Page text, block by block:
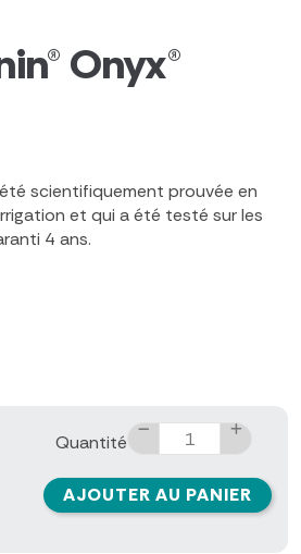
Onyx®
scientifiquement prouvée en
et qui a été testé sur les
4 ans.
Quantité
AJOUTER AU PANIER